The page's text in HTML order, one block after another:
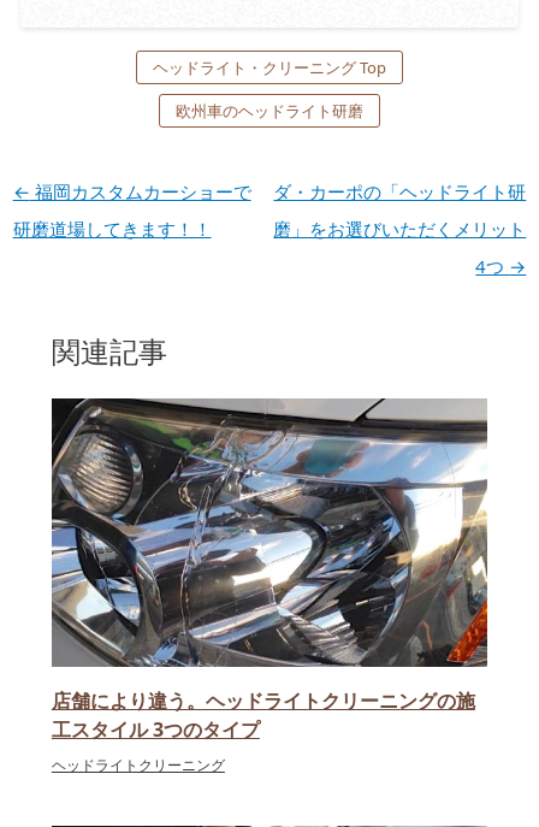
ヘッドライト・クリーニング Top
欧州車のヘッドライト研磨
← 福岡カスタムカーショーで
研磨道場してきます！！
ダ・カーポの「ヘッドライト研
磨」をお選びいただくメリット
4つ →
関連記事
店舗により違う。ヘッドライトクリーニングの施
工スタイル 3つのタイプ
ヘッドライトクリーニング